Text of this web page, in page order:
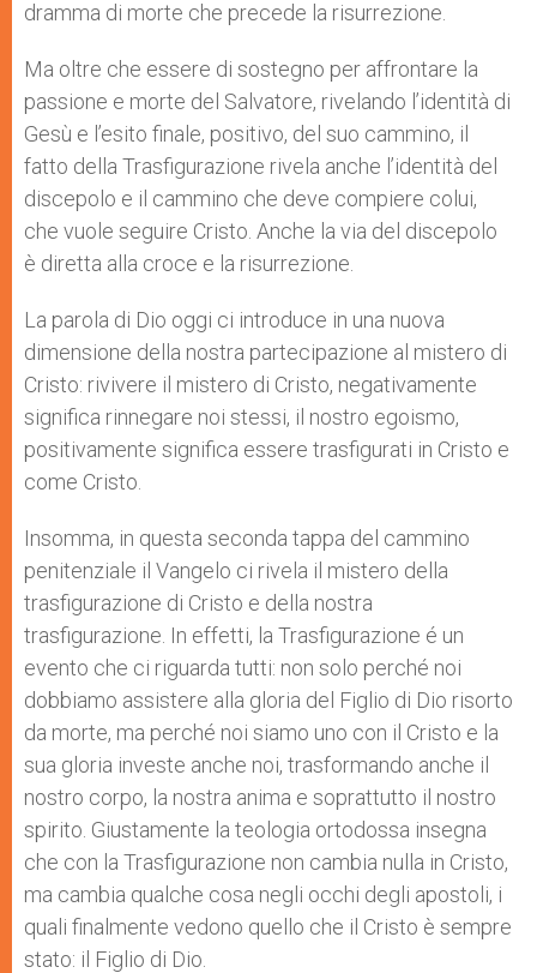
dramma di morte che precede la risurrezione.
Ma oltre che essere di sostegno per affrontare la
passione e morte del Salvatore, rivelando l’identità di
Gesù e l’esito finale, positivo, del suo cammino, il
fatto della Trasfigurazione rivela anche l’identità del
discepolo e il cammino che deve compiere colui,
che vuole seguire Cristo. Anche la via del discepolo
è diretta alla croce e la risurrezione.
La parola di Dio oggi ci introduce in una nuova
dimensione della nostra partecipazione al mistero di
Cristo: rivivere il mistero di Cristo, negativamente
significa rinnegare noi stessi, il nostro egoismo,
positivamente significa essere trasfigurati in Cristo e
come Cristo.
Insomma, in questa seconda tappa del cammino
penitenziale il Vangelo ci rivela il mistero della
trasfigurazione di Cristo e della nostra
trasfigurazione. In effetti, la Trasfigurazione é un
evento che ci riguarda tutti: non solo perché noi
dobbiamo assistere alla gloria del Figlio di Dio risorto
da morte, ma perché noi siamo uno con il Cristo e la
sua gloria investe anche noi, trasformando anche il
nostro corpo, la nostra anima e soprattutto il nostro
spirito. Giustamente la teologia ortodossa insegna
che con la Trasfigurazione non cambia nulla in Cristo,
ma cambia qualche cosa negli occhi degli apostoli, i
quali finalmente vedono quello che il Cristo è sempre
stato: il Figlio di Dio.